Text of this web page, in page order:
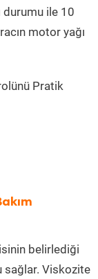
durumu ile 10
motor yağı
Pratik
belirlediği
sağlar. Viskozite